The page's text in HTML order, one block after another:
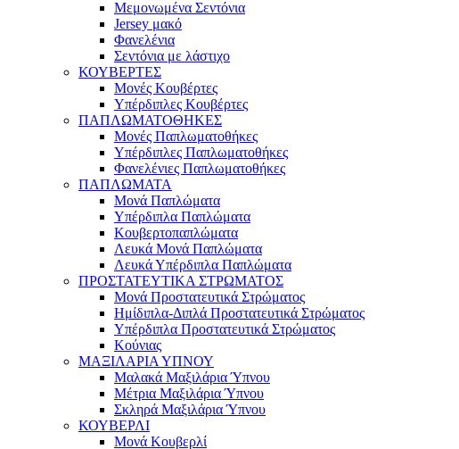
Μεμονωμένα Σεντόνια
Jersey μακό
Φανελένια
Σεντόνια με λάστιχο
ΚΟΥΒΕΡΤΕΣ
Μονές Κουβέρτες
Υπέρδιπλες Κουβέρτες
ΠΑΠΛΩΜΑΤΟΘΗΚΕΣ
Μονές Παπλωματοθήκες
Υπέρδιπλες Παπλωματοθήκες
Φανελένιες Παπλωματοθήκες
ΠΑΠΛΩΜΑΤΑ
Μονά Παπλώματα
Υπέρδιπλα Παπλώματα
Κουβερτοπαπλώματα
Λευκά Μονά Παπλώματα
Λευκά Υπέρδιπλα Παπλώματα
ΠΡΟΣΤΑΤΕΥΤΙΚΑ ΣΤΡΩΜΑΤΟΣ
Μονά Προστατευτικά Στρώματος
Ημίδιπλα-Διπλά Προστατευτικά Στρώματος
Υπέρδιπλα Προστατευτικά Στρώματος
Κούνιας
ΜΑΞΙΛΑΡΙΑ ΥΠΝΟΥ
Μαλακά Μαξιλάρια Ύπνου
Μέτρια Μαξιλάρια Ύπνου
Σκληρά Μαξιλάρια Ύπνου
ΚΟΥΒΕΡΛΙ
Μονά Κουβερλί